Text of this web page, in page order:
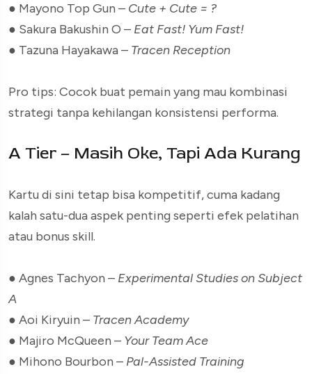
● Mayono Top Gun – Cute + Cute = ?
● Sakura Bakushin O – Eat Fast! Yum Fast!
● Tazuna Hayakawa – Tracen Reception
Pro tips: Cocok buat pemain yang mau kombinasi
strategi tanpa kehilangan konsistensi performa.
A Tier – Masih Oke, Tapi Ada Kurang
Kartu di sini tetap bisa kompetitif, cuma kadang
kalah satu-dua aspek penting seperti efek pelatihan
atau bonus skill.
● Agnes Tachyon – Experimental Studies on Subject
A
● Aoi Kiryuin – Tracen Academy
● Majiro McQueen – Your Team Ace
● Mihono Bourbon – Pal-Assisted Training